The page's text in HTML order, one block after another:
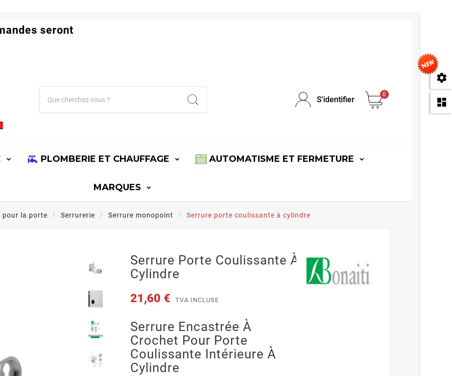
seront
S'identifier
0
PLOMBERIE ET CHAUFFAGE AUTOMATISME ET FERMETURE
MARQUES
pour la porte Serrurerie Serrure monopoint Serrure porte coulissante à cylindre
Serrure Porte Coulissante À
Cylindre
21,60 € TVA INCLUSE
Serrure Encastrée À
Crochet Pour Porte
Coulissante Intérieure À
Cylindre